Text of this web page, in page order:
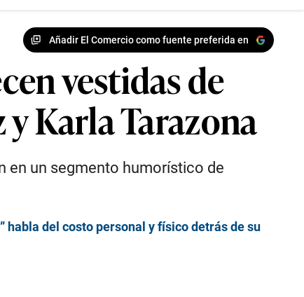
Añadir El Comercio como fuente preferida en
vestidas de
Karla Tarazona
en un segmento humorístico de
habla del costo personal y físico detrás de su